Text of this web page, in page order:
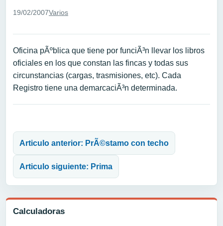
Calculadoras
19/02/2007Varios
Oficina pÃºblica que tiene por funciÃ³n llevar los libros
oficiales en los que constan las fincas y todas sus
circunstancias (cargas, trasmisiones, etc). Cada
Registro tiene una demarcaciÃ³n determinada.
Articulo anterior: PrÃ©stamo con techo
Articulo siguiente: Prima